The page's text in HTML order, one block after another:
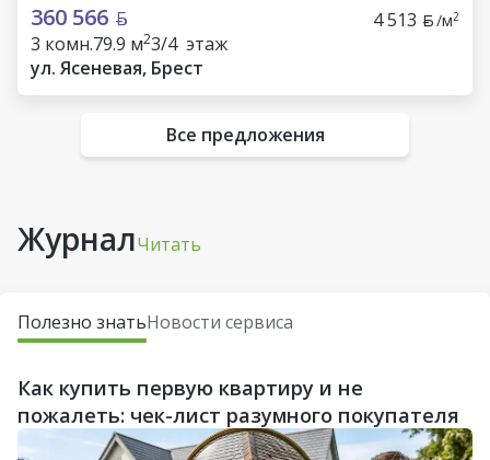
360 566 4 513 /м2
3 комн.79.9 м23/4 этаж
ул. Ясеневая, Брест
Все предложения
ЖурналЧитать
Полезно знатьНовости сервиса
Как купить первую квартиру и не
пожалеть: чек-лист разумного покупателя